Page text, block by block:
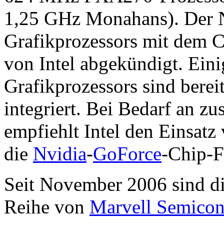
1,25 GHz Monahans). Der
Grafikprozessors mit dem
von Intel abgekündigt.
Grafikprozessors sind
integriert. Bei Bedarf an
empfiehlt Intel den
die Nvidia-GoForce-Chip-
Seit November 2006 sind
Reihe von Marvell